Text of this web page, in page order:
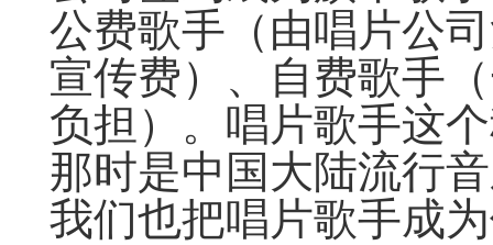
公费歌手（由唱片公
宣传费）、自费歌手
负担）。唱片歌手这
那时是中国大陆流行
我们也把唱片歌手成